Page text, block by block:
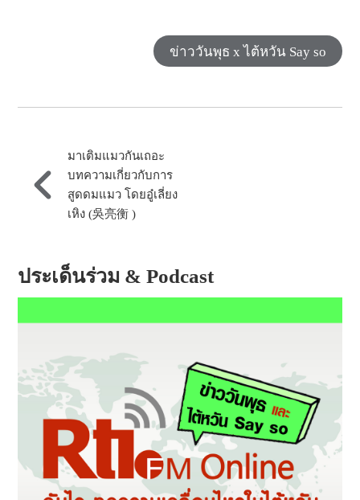
ข่าววันพุธ x ไต้หวัน Say so
มาเติมแมวกันเถอะ
บทความเกี่ยวกับการ
สูดดมแมว โดยอู๋เลี่ยง
เหิง (吳亮衡 )
ประเด็นร่วม & Podcast